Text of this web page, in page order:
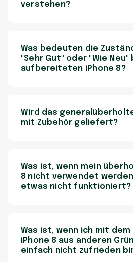
verstehen?
Was bedeuten die
"Sehr Gut" oder "Wie Neu"
aufbereiteten iPhone 8?
Wird das
mit Zubehör geliefert?
Was ist, wenn mein
8 nicht verwendet werden
etwas nicht funktioniert?
Was ist, wenn ich mit
iPhone 8 aus anderen
einfach nicht zufrieden